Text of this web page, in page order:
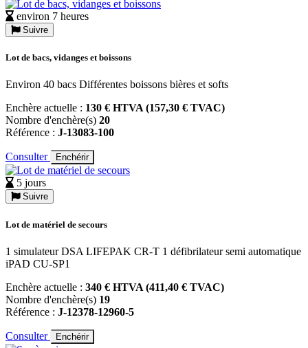
environ 7 heures
Suivre
Lot de bacs, vidanges et boissons
Environ 40 bacs Différentes boissons bières et softs
Enchère actuelle : 130 € HTVA (157,30 € TVAC)
Nombre d'enchère(s) 20
Référence : J-13083-100
Consulter Enchérir
5 jours
Suivre
Lot de matériel de secours
1 simulateur DSA LIFEPAK CR-T 1 défibrilateur semi automatique
iPAD CU-SP1
Enchère actuelle : 340 € HTVA (411,40 € TVAC)
Nombre d'enchère(s) 19
Référence : J-12378-12960-5
Consulter Enchérir